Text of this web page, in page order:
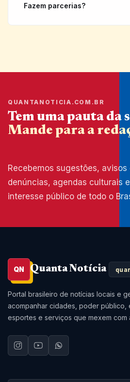
Fazem parcerias?
QUANTANOTICIA.COM.BR
Tem uma pauta da
Mande para a
Recebemos sugestões, avisos
denúncias, agendas culturais
interesse público de todo o
QN Quanta Notícia
Portal brasileiro de notícias locais e
acompanhar cidades, poder público,
esportes e serviços que mexem com